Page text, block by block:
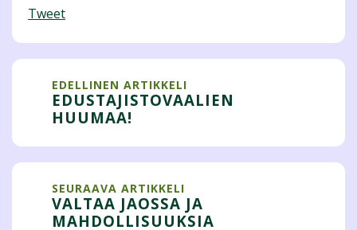
Tweet
EDELLINEN ARTIKKELI
EDUSTAJISTOVAALIEN
HUUMAA!
SEURAAVA ARTIKKELI
VALTAA JAOSSA JA
MAHDOLLISUUKSIA